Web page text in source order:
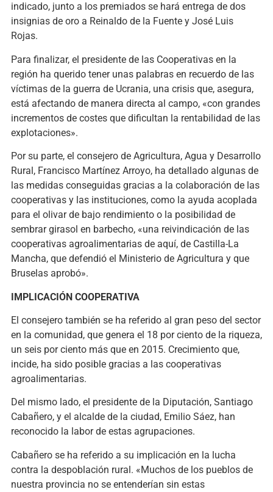
indicado, junto a los premiados se hará entrega de dos
insignias de oro a Reinaldo de la Fuente y José Luis
Rojas.
Para finalizar, el presidente de las Cooperativas en la
región ha querido tener unas palabras en recuerdo de las
víctimas de la guerra de Ucrania, una crisis que, asegura,
está afectando de manera directa al campo, «con grandes
incrementos de costes que dificultan la rentabilidad de las
explotaciones».
Por su parte, el consejero de Agricultura, Agua y Desarrollo
Rural, Francisco Martínez Arroyo, ha detallado algunas de
las medidas conseguidas gracias a la colaboración de las
cooperativas y las instituciones, como la ayuda acoplada
para el olivar de bajo rendimiento o la posibilidad de
sembrar girasol en barbecho, «una reivindicación de las
cooperativas agroalimentarias de aquí, de Castilla-La
Mancha, que defendió el Ministerio de Agricultura y que
Bruselas aprobó».
IMPLICACIÓN COOPERATIVA
El consejero también se ha referido al gran peso del sector
en la comunidad, que genera el 18 por ciento de la riqueza,
un seis por ciento más que en 2015. Crecimiento que,
incide, ha sido posible gracias a las cooperativas
agroalimentarias.
Del mismo lado, el presidente de la Diputación, Santiago
Cabañero, y el alcalde de la ciudad, Emilio Sáez, han
reconocido la labor de estas agrupaciones.
Cabañero se ha referido a su implicación en la lucha
contra la despoblación rural. «Muchos de los pueblos de
nuestra provincia no se entenderían sin estas